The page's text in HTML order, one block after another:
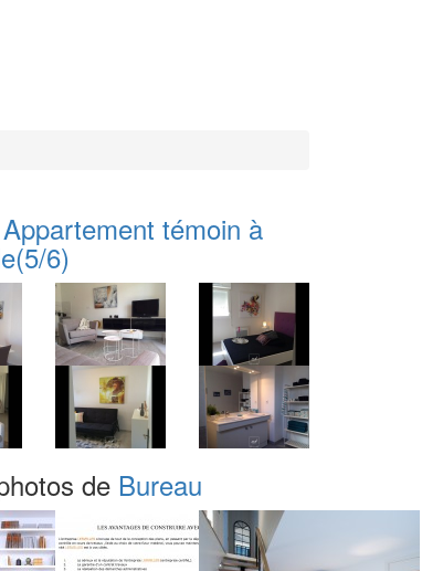
Appartement témoin à
(5/6)
de Bureau